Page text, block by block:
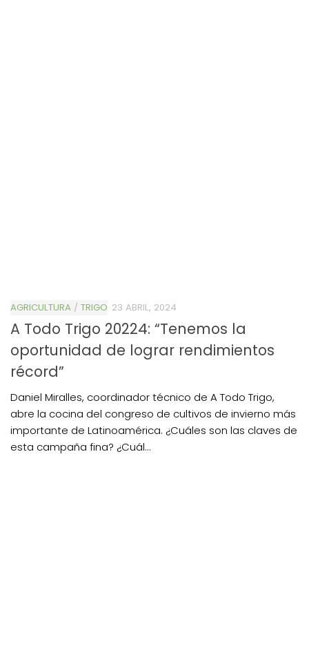
AGRICULTURA / TRIGO 23 ABRIL, 2024
A Todo Trigo 20224: “Tenemos la
oportunidad de lograr rendimientos
récord”
Daniel Miralles, coordinador técnico de A Todo Trigo,
abre la cocina del congreso de cultivos de invierno más
importante de Latinoamérica. ¿Cuáles son las claves de
esta campaña fina? ¿Cuál...